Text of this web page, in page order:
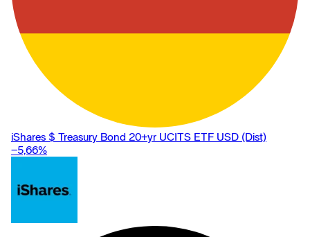
iShares $ Treasury Bond 20+yr UCITS ETF USD (Dist)
−5,66%